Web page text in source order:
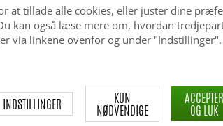
at tillade alle cookies, eller juster dine
kan også læse mere om, hvordan
via linkene ovenfor og under "Indstillinger".
INDSTILLINGER KUN
NØDVENDIGE
ACCEPTER
OG LUK